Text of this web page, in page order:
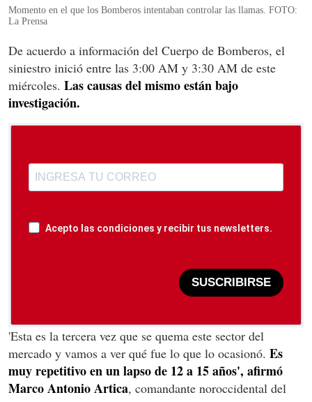
Momento en el que los Bomberos intentaban controlar las llamas. FOTO:
La Prensa
De acuerdo a información del Cuerpo de Bomberos, el
siniestro inició entre las 3:00 AM y 3:30 AM de este
miércoles. Las causas del mismo están bajo
investigación.
Acepto las condiciones y recibir tus newsletters.
SUSCRIBIRSE
'Esta es la tercera vez que se quema este sector del
mercado y vamos a ver qué fue lo que lo ocasionó. Es
muy repetitivo en un lapso de 12 a 15 años', afirmó
Marco Antonio Artica, comandante noroccidental del